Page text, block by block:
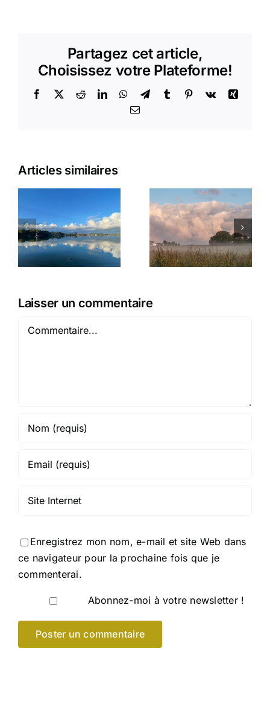
Partagez cet article,
Choisissez votre Plateforme!
Facebook
X RedditLinkedInWhatsApp
TelegramTumblr Pinterest
Vk
Xing
Email
Articles similaires
Matinale
plouhinecoise
L’appel de
la mousse
Laisser un commentaire
Commentaire
Enregistrez mon nom, e-mail et site Web dans
ce navigateur pour la prochaine fois que je
commenterai.
Abonnez-moi à votre newsletter !